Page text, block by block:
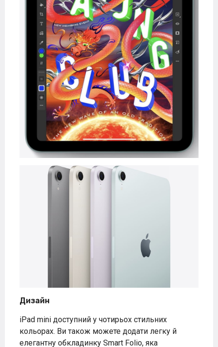
Дизайн
iPad mini доступний у чотирьох стильних
кольорах. Ви також можете додати легку й
елегантну обкладинку Smart Folio, яка